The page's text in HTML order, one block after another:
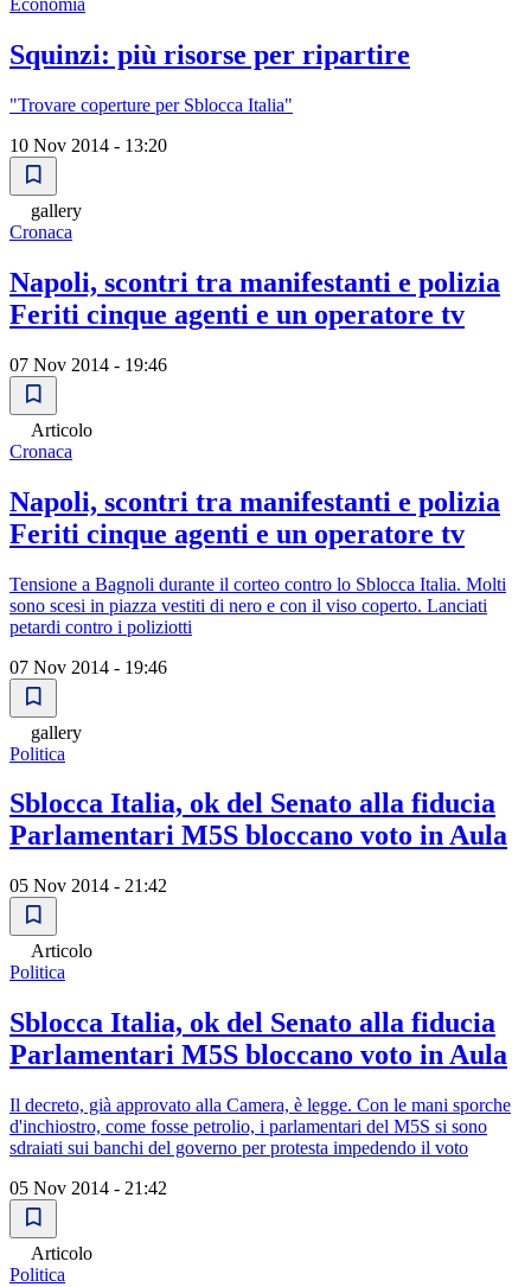
Economia
Squinzi: più risorse per ripartire
"Trovare coperture per Sblocca Italia"
10 Nov 2014 - 13:20
gallery
Cronaca
Napoli, scontri tra manifestanti e polizia
Feriti cinque agenti e un operatore tv
07 Nov 2014 - 19:46
Articolo
Cronaca
Napoli, scontri tra manifestanti e polizia
Feriti cinque agenti e un operatore tv
Tensione a Bagnoli durante il corteo contro lo Sblocca Italia. Molti
sono scesi in piazza vestiti di nero e con il viso coperto. Lanciati
petardi contro i poliziotti
07 Nov 2014 - 19:46
gallery
Politica
Sblocca Italia, ok del Senato alla fiducia
Parlamentari M5S bloccano voto in Aula
05 Nov 2014 - 21:42
Articolo
Politica
Sblocca Italia, ok del Senato alla fiducia
Parlamentari M5S bloccano voto in Aula
Il decreto, già approvato alla Camera, è legge. Con le mani sporche
d'inchiostro, come fosse petrolio, i parlamentari del M5S si sono
sdraiati sui banchi del governo per protesta impedendo il voto
05 Nov 2014 - 21:42
Articolo
Politica